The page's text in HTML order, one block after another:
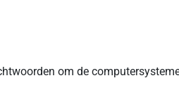
om de